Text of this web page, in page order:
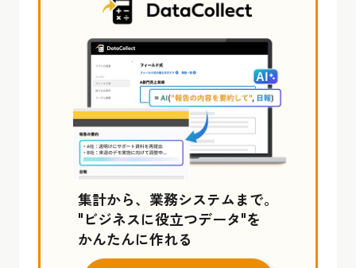
集計から、業務システムまで。
"ビジネスに役立つデータ"を
かんたんに作れる